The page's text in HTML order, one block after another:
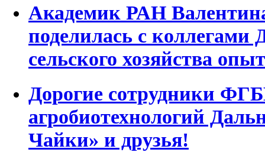
Академик РАН
поделилась с
сельского хозяйства
Дорогие сотрудники
агробиотехнологий
Чайки» и друзья!